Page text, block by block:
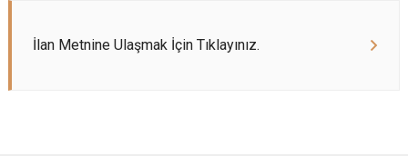
İlan Metnine Ulaşmak İçin Tıklayınız.